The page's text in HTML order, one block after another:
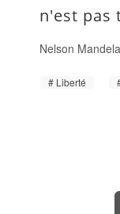
n'est pas
Nelson Mandela
Liberté